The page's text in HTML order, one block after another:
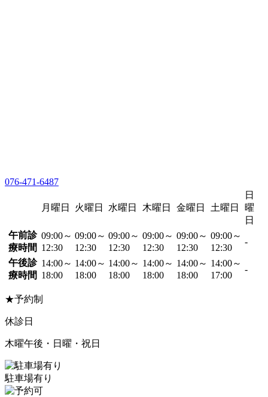
076-471-6487
月曜日 火曜日 水曜日 木曜日 金曜日 土曜日
日
曜
日
午前診
療時間
09:00～
12:30
09:00～
12:30
09:00～
12:30
09:00～
12:30
09:00～
12:30
09:00～
12:30
-
午後診
療時間
14:00～
18:00
14:00～
18:00
14:00～
18:00
14:00～
18:00
14:00～
18:00
14:00～
17:00
-
★予約制
休診日
木曜午後・日曜・祝日
駐車場有り